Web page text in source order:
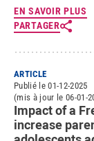
EN SAVOIR PLUS
PARTAGER
ARTICLE
Publié le 01-12-2025
(mis à jour le 06-01-
Impact of a
increase